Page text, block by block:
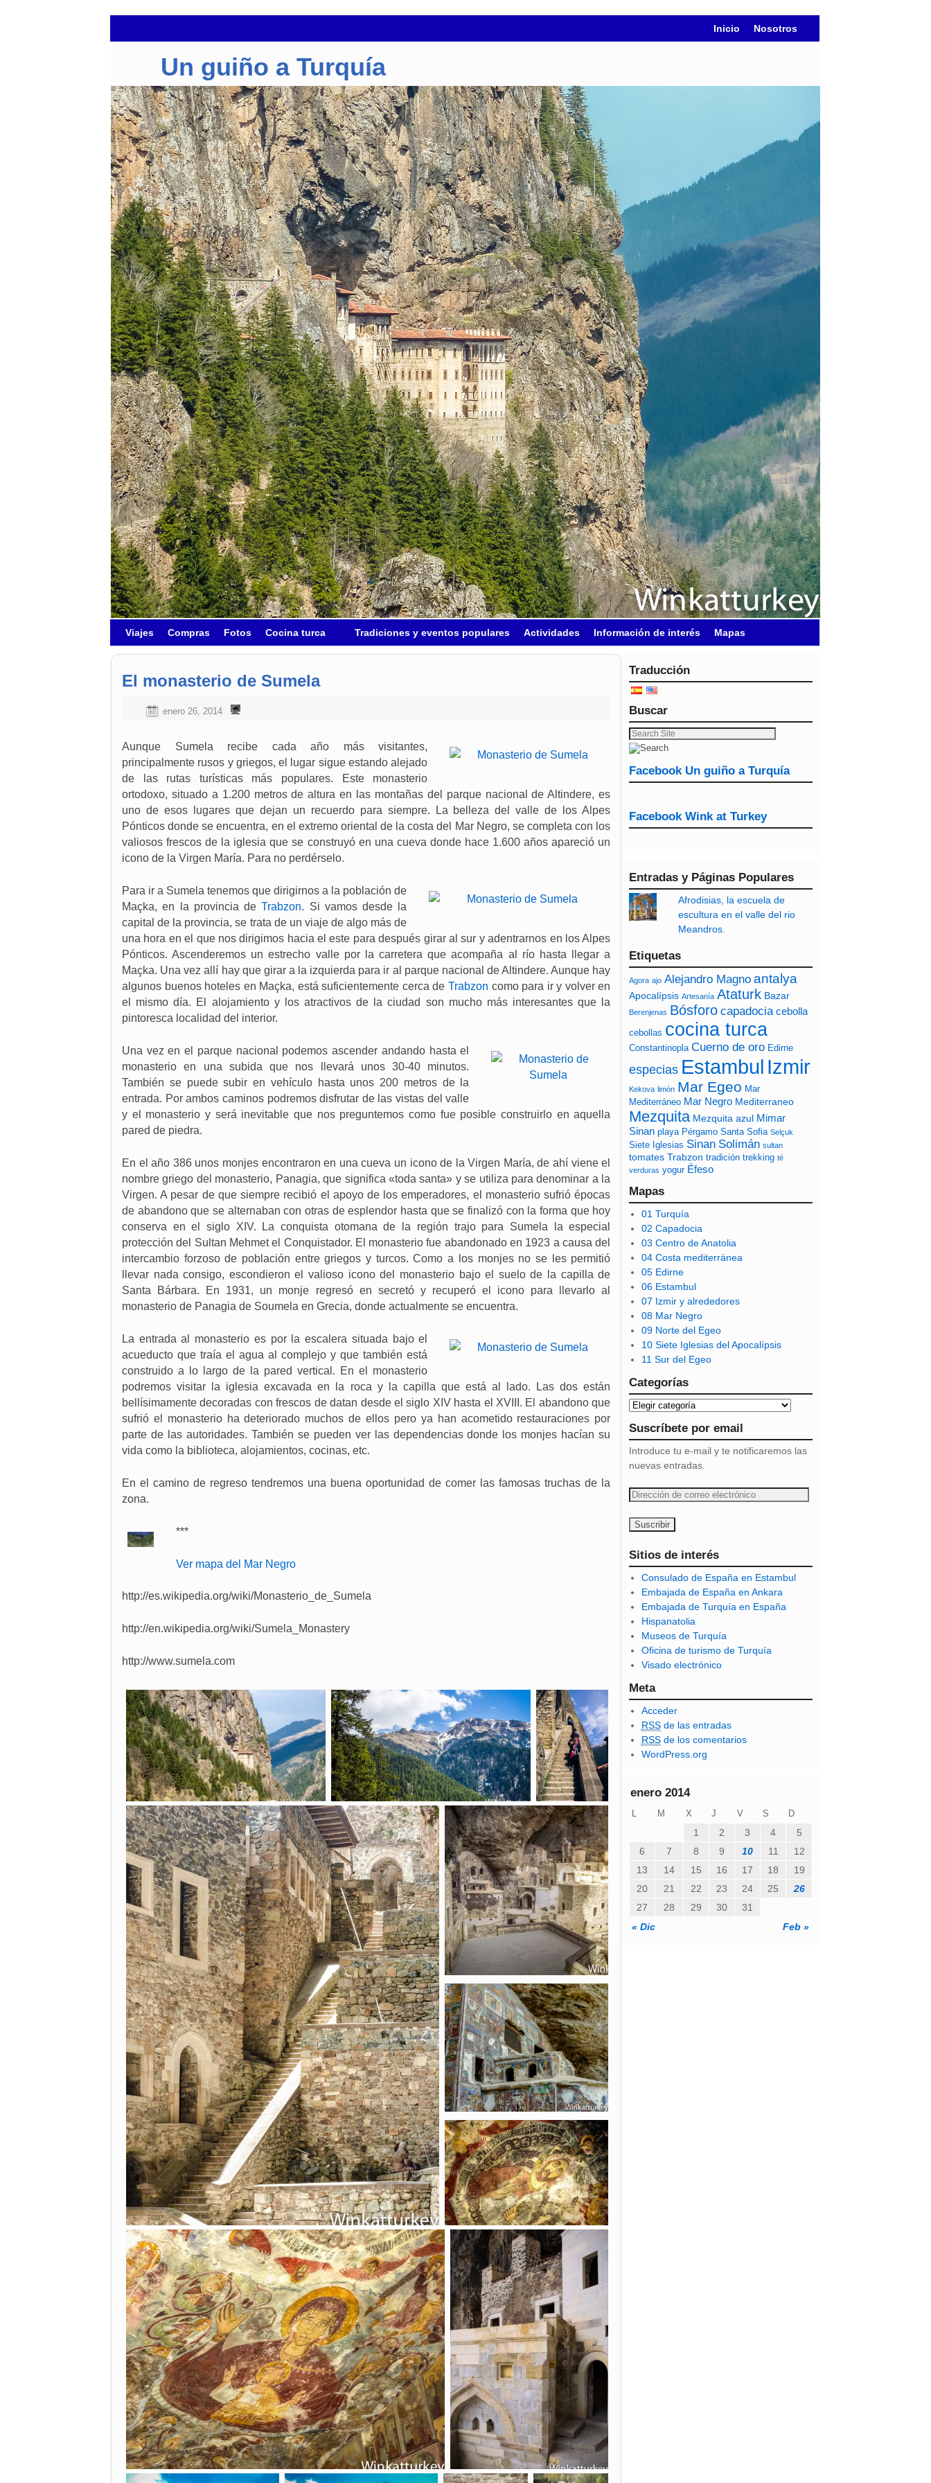
Inicio Nosotros
Un guiño a Turquía
Wink at Turkey
Viajes Compras Fotos Cocina turca Tradiciones y eventos populares Actividades Información de interés Mapas
El monasterio de Sumela
enero 26, 2014
Aunque Sumela recibe cada año más visitantes,
principalmente rusos y griegos, el lugar sigue estando alejado
de las rutas turísticas más populares. Este monasterio
ortodoxo, situado a 1.200 metros de altura en las montañas del parque nacional de Altindere, es
uno de esos lugares que dejan un recuerdo para siempre. La belleza del valle de los Alpes
Pónticos donde se encuentra, en el extremo oriental de la costa del Mar Negro, se completa con los
valiosos frescos de la iglesia que se construyó en una cueva donde hace 1.600 años apareció un
icono de la Virgen María. Para no perdérselo.
Para ir a Sumela tenemos que dirigirnos a la población de
Maçka, en la provincia deTrabzon. Si vamos desde la
capital de la provincia, se trata de un viaje de algo más de
una hora en el que nos dirigimos hacia el este para después girar al sur y adentrarnos en los Alpes
Pónticos. Ascenderemos un estrecho valle por la carretera que acompaña al río hasta llegar a
Maçka. Una vez allí hay que girar a la izquierda para ir al parque nacional de Altindere. Aunque hay
algunos buenos hoteles en Maçka, está suficientemente cerca de Trabzon como para ir y volver en
el mismo día. El alojamiento y los atractivos de la ciudad son mucho más interesantes que la
pintoresca localidad del interior.
Una vez en el parque nacional podemos ascender andando hasta el
monasterio en una subida que nos llevará unos 30-40 minutos.
También se puede subir en vehículo hasta unos 200 metros de la
entrada. Por ambos caminos podremos disfrutar de las vistas del valle
y el monasterio y será inevitable que nos preguntemos como fue posible construirlo en aquella
pared de piedra.
En el año 386 unos monjes encontraron en una cueva un icono de la Virgen María, de ahí viene el
nombre griego del monasterio, Panagia, que significa «toda santa» y se utiliza para denominar a la
Virgen. A pesar de que siempre recibió el apoyo de los emperadores, el monasterio sufrió épocas
de abandono que se alternaban con otras de esplendor hasta que se finalizó con la forma que hoy
conserva en el siglo XIV. La conquista otomana de la región trajo para Sumela la especial
protección del Sultan Mehmet el Conquistador. El monasterio fue abandonado en 1923 a causa del
intercambio forzoso de población entre griegos y turcos. Como a los monjes no se les permitió
llevar nada consigo, escondieron el valioso icono del monasterio bajo el suelo de la capilla de
Santa Bárbara. En 1931, un monje regresó en secretó y recuperó el icono para llevarlo al
monasterio de Panagia de Soumela en Grecia, donde actualmente se encuentra.
La entrada al monasterio es por la escalera situada bajo el
acueducto que traía el agua al complejo y que también está
construido a lo largo de la pared vertical. En el monasterio
podremos visitar la iglesia excavada en la roca y la capilla que está al lado. Las dos están
bellísimamente decoradas con frescos de datan desde el siglo XIV hasta el XVIII. El abandono que
sufrió el monasterio ha deteriorado muchos de ellos pero ya han acometido restauraciones por
parte de las autoridades. También se pueden ver las dependencias donde los monjes hacían su
vida como la biblioteca, alojamientos, cocinas, etc.
En el camino de regreso tendremos una buena oportunidad de comer las famosas truchas de la
zona.
***
Ver mapa del Mar Negro
http://es.wikipedia.org/wiki/Monasterio_de_Sumela
http://en.wikipedia.org/wiki/Sumela_Monastery
http://www.sumela.com
Traducción
Buscar
Facebook Un guiño a Turquía
Facebook Wink at Turkey
Entradas y Páginas Populares
Afrodisias, la escuela de
escultura en el valle del rio
Meandros.
Etiquetas
Agora ajo Alejandro Magno antalya
Apocalípsis Artesanía Ataturk Bazar
Berenjenas Bósforo capadocia cebolla
cebollas cocina turca
Constantinopla Cuerno de oro Edirne
especias Estambul Izmir
Kekova limón Mar Egeo Mar
Mediterráneo Mar Negro Mediterraneo
Mezquita Mezquita azul Mimar
Sinan playa Pérgamo Santa Sofia Selçuk
Siete Iglesias Sinan Solimán sultan
tomates Trabzon tradición trekking té
verduras yogur Éfeso
Mapas
01 Turquía
02 Capadocia
03 Centro de Anatolia
04 Costa mediterránea
05 Edirne
06 Estambul
07 Izmir y alrededores
08 Mar Negro
09 Norte del Egeo
10 Siete Iglesias del Apocalípsis
11 Sur del Egeo
Categorías
Suscríbete por email
Introduce tu e-mail y te notificaremos las
nuevas entradas.
D
c
c
i
ó
n
d
e
c
o
r
r
e
o
e
l
t
r
Sitios de interés
Consulado de España en Estambul
Embajada de España en Ankara
Embajada de Turquía en España
Hispanatolia
Museos de Turquía
Oficina de turismo de Turquía
Visado electrónico
Meta
Acceder
RSSde las entradas
RSSde los comentarios
WordPress.org
enero 2014
L M X J V S D
« Dic Feb »
1 2 3 4
5
6
7 8 9 10 11
12
13
14 15 16 17 18
19
20
21 22 23 24 25
26
27
28 29 30 31